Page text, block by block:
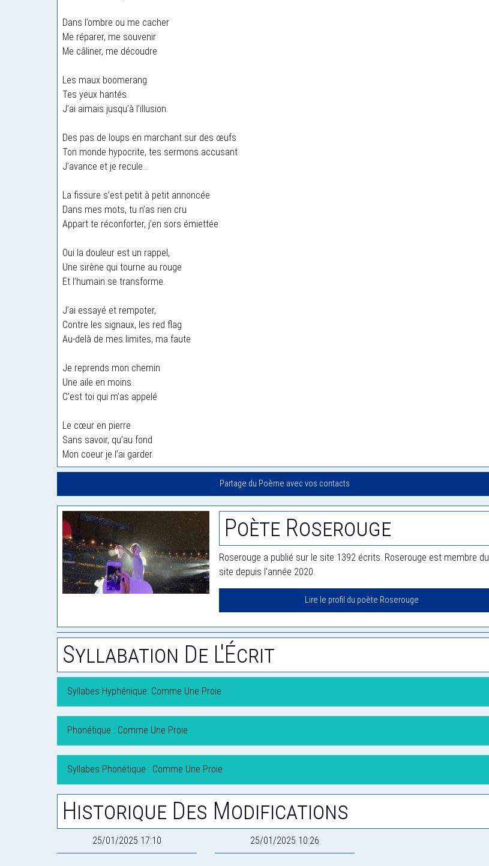
Dans l’ombre ou me cacher
Me réparer, me souvenir
Me câliner, me découdre
Les maux boomerang
Tes yeux hantés
J’ai aimais jusqu’à l’illusion.
Des pas de loups en marchant sur des œufs
Ton monde hypocrite, tes sermons accusant
J’avance et je recule…
La fissure s’est petit à petit annoncée
Dans mes mots, tu n’as rien cru
Appart te réconforter, j’en sors émiettée
Oui la douleur est un rappel,
Une sirène qui tourne au rouge
Et l’humain se transforme.
J’ai essayé et rempoter,
Contre les signaux, les red flag
Au-delà de mes limites, ma faute
Je reprends mon chemin
Une aile en moins
C’est toi qui m’as appelé
Le cœur en pierre
Sans savoir, qu’au fond
Mon coeur je l’ai garder.
Partage du Poème avec vos contacts
Poète Roserouge
Roserouge a publié sur le site 1392 écrits. Roserouge est membre du
site depuis l'année 2020.
Lire le profil du poète Roserouge
Syllabation De L'Écrit
Syllabes Hyphénique: Comme Une Proie
Phonétique : Comme Une Proie
Syllabes Phonétique : Comme Une Proie
Historique Des Modifications
25/01/2025 17:10 25/01/2025 10:26